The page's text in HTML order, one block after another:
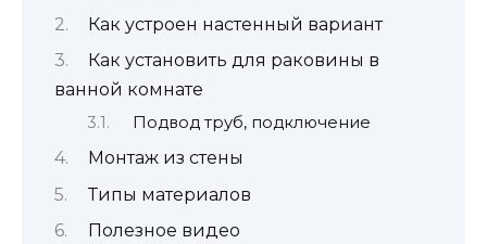
Как устроен настенный вариант
Как установить для раковины в
ванной комнате
Подвод труб, подключение
Монтаж из стены
Типы материалов
Полезное видео